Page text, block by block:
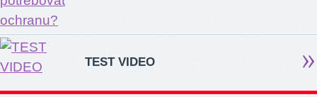
TEST VIDEO